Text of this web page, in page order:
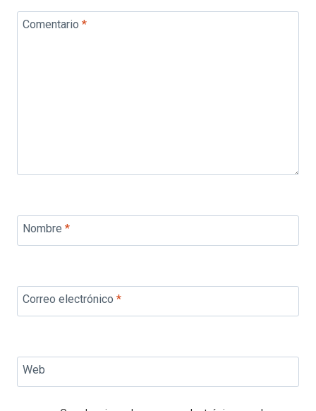
Comentario *
Nombre *
Correo electrónico *
Web